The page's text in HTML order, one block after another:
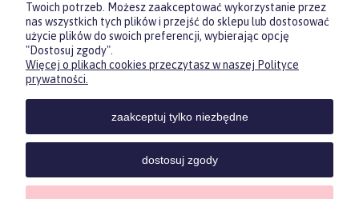
DOWIEDZ SIĘ WIĘCEJ
KONTAKTPOMOC MOJE
Zasubskrybuj nasz newsletter
i otrzymaj5% rabatu na pierwszyzakup.
Twój email
Twoich potrzeb. Możesz zaakceptować wykorzystanie przez
nas wszystkich tych plików i przejść do sklepu lub dostosować
użycie plików do swoich preferencji, wybierając opcję
"Dostosuj zgody".
Więcej o plikach cookies przeczytasz w naszej Polityce
prywatności.
zaakceptuj tylko niezbędne
dostosuj zgody